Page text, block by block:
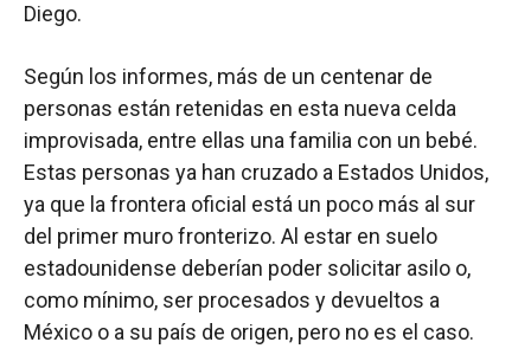
Diego.
Según los informes, más de un centenar de
personas están retenidas en esta nueva celda
improvisada, entre ellas una familia con un bebé.
Estas personas ya han cruzado a Estados Unidos,
ya que la frontera oficial está un poco más al sur
del primer muro fronterizo. Al estar en suelo
estadounidense deberían poder solicitar asilo o,
como mínimo, ser procesados y devueltos a
México o a su país de origen, pero no es el caso.